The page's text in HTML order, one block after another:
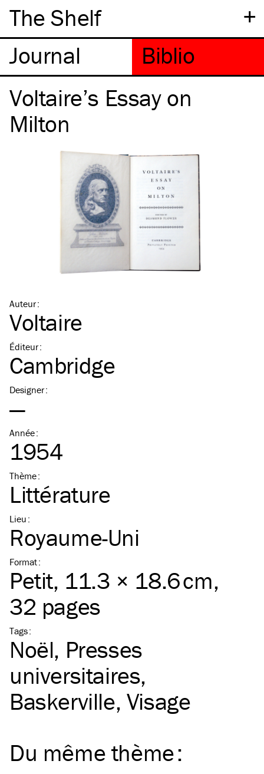
+
The Shelf
Voltaire’s Essay on
Milton
Auteur:
Voltaire
Éditeur:
Cambridge
Designer:
—
Année:
1954
Thème:
Littérature
Lieu :
Royaume-Uni
Format:
Petit, 11.3 × 18.6 cm,
32 pages
Tags:
Noël Presses
universitaires
Baskerville Visage
Du même thème: